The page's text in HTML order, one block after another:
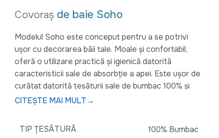
Covoraș de baie Soho
Modelul Soho este conceput pentru a se potrivi
ușor cu decorarea băii tale. Moale și confortabil,
oferă o utilizare practică și igienică datorită
caracteristicii sale de absorbție a apei. Este ușor de
curățat datorită țesăturii sale de bumbac 100% și
foarte rezistent la uzură păstrându-și aspectul
Covoraș mare 60 x 100 cm (1 bucată)
CITEȘTE MAI MULT→
TIP ȚESĂTURĂ 100% Bumbac